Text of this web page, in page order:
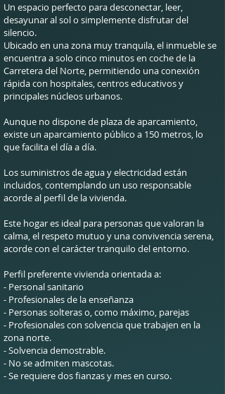
Un espacio perfecto para desconectar, leer,
desayunar al sol o simplemente disfrutar del
silencio.
Ubicado en una zona muy tranquila, el inmueble se
encuentra a solo cinco minutos en coche de la
Carretera del Norte, permitiendo una conexión
rápida con hospitales, centros educativos y
principales núcleos urbanos.
Aunque no dispone de plaza de aparcamiento,
existe un aparcamiento público a 150 metros, lo
que facilita el día a día.
Los suministros de agua y electricidad están
incluidos, contemplando un uso responsable
acorde al perfil de la vivienda.
Este hogar es ideal para personas que valoran la
calma, el respeto mutuo y una convivencia serena,
acorde con el carácter tranquilo del entorno.
Perfil preferente vivienda orientada a:
- Personal sanitario
- Profesionales de la enseñanza
- Personas solteras o, como máximo, parejas
- Profesionales con solvencia que trabajen en la
zona norte.
- Solvencia demostrable.
- No se admiten mascotas.
- Se requiere dos fianzas y mes en curso.